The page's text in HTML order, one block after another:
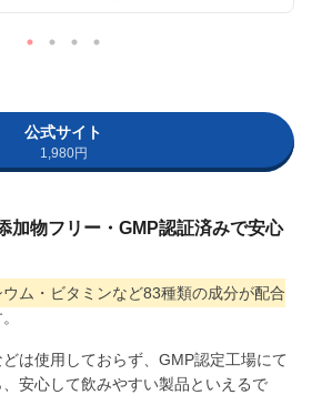
公式サイト
1,980円
加物フリー・GMP認証済みで安心
ム・ビタミンなど83種類の成分が配合
は使用しておらず、GMP認定工場にて
安心して飲みやすい製品といえるで